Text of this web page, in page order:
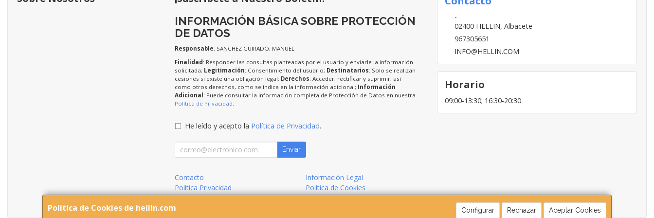
Política de Cookies de hellin.com Configurar Rechazar Aceptar Cookies
INFORMACIÓN BÁSICA SOBRE PROTECCIÓN
DE DATOS
Responsable: SANCHEZ GUIRADO, MANUEL
Finalidad: Responder las consultas planteadas por el usuario y enviarle la información
solicitada; Legitimación: Consentimiento del usuario; Destinatarios: Solo se realizan
cesiones si existe una obligación legal; Derechos: Acceder, rectificar y suprimir, así
como otros derechos, como se indica en la información adicional; Información
Adicional: Puede consultar la información completa de Protección de Datos en nuestra
Política de Privacidad
He leído y acepto la Política de Privacidad.
Enviar
Contacto
Información Legal
Política Privacidad
Política de Cookies
Condiciones de Compra
Formas de Pago
-
02400 HELLIN, Albacete
967305651
INFO@HELLIN.COM
Horario
09:00-13:30; 16:30-20:30